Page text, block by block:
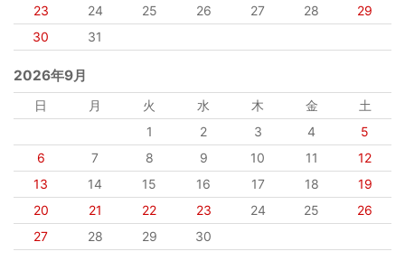
23
24 25 26 27 28
29
30
31
2026年9月
日 月 火 水 木 金
土
1
2 3 4
5
6
7 8 9 10 11
12
13
14 15 16 17 18
19
20
21 22 23 24 25
26
27
28 29 30